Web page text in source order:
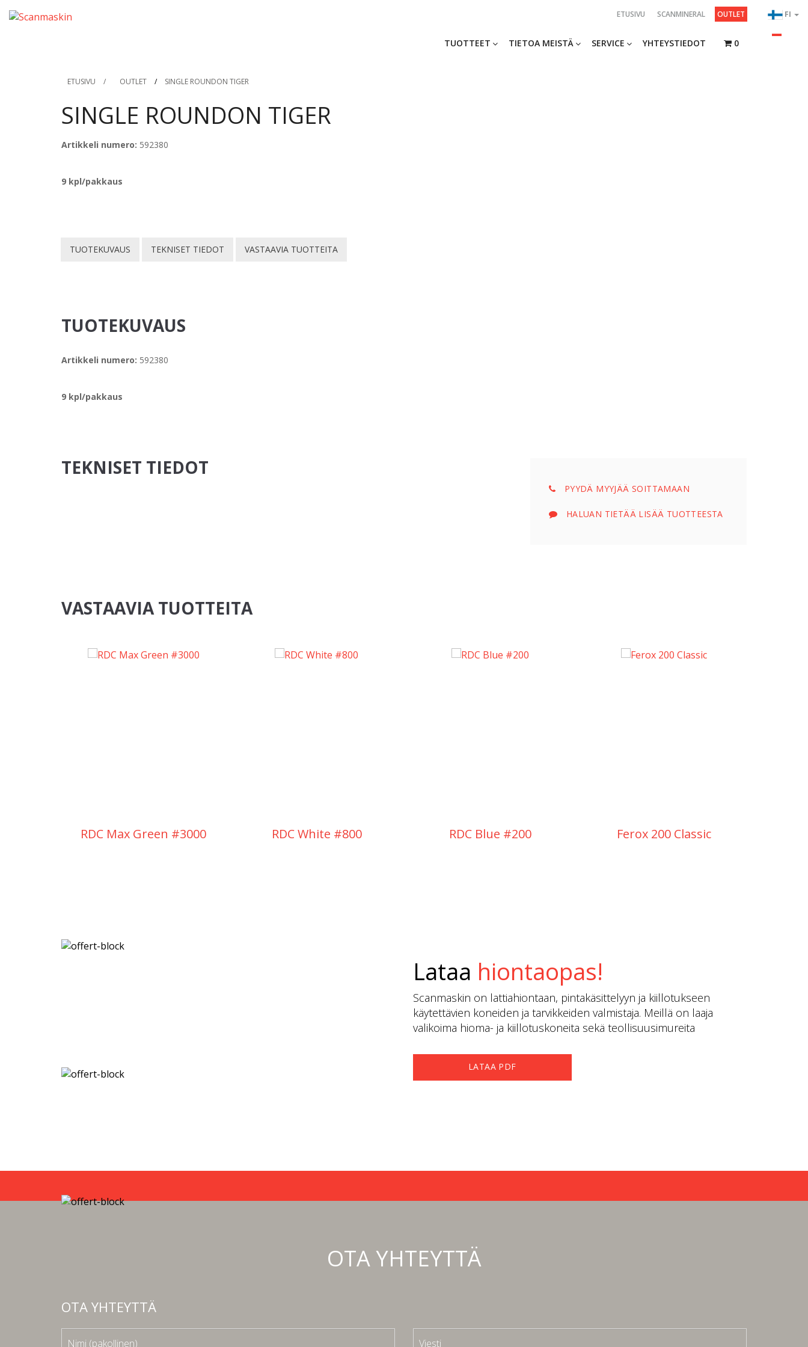
FI
ETUSIVU SCANMINERAL OUTLET
TUOTTEET TIETOA MEISTÄ SERVICE YHTEYSTIEDOT 0
ETUSIVU / OUTLET / SINGLE ROUNDON TIGER
SINGLE ROUNDON TIGER
Artikkeli numero: 592380
9 kpl/pakkaus
TUOTEKUVAUS TEKNISET TIEDOT VASTAAVIA TUOTTEITA
TUOTEKUVAUS
Artikkeli numero: 592380
9 kpl/pakkaus
TEKNISET TIEDOT
PYYDÄ MYYJÄÄ SOITTAMAAN
HALUAN TIETÄÄ LISÄÄ TUOTTEESTA
VASTAAVIA TUOTTEITA
RDC Max Green #3000 RDC White #800 RDC Blue #200 Ferox 200 Classic
Lataa hiontaopas!
Scanmaskin on lattiahiontaan, pintakäsittelyyn ja kiillotukseen
käytettävien koneiden ja tarvikkeiden valmistaja. Meillä on laaja
valikoima hioma- ja kiillotuskoneita sekä teollisuusimureita
LATAA PDF
OTA YHTEYTTÄ
OTA YHTEYTTÄ